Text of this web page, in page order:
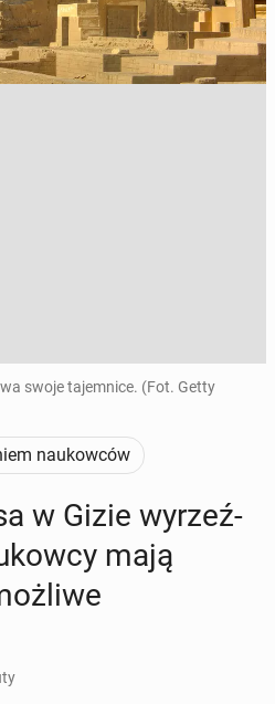
swoje tajemnice. (Fot. Getty
naukowców
w Gizie wy­rzeź­
mają